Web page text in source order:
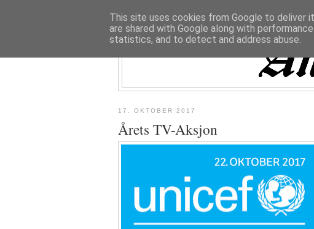
17. OKTOBER 2017
Årets TV-Aksjon
This site uses cookies from Google to deliver
are shared with Google along with
statistics, and to detect and address abuse.